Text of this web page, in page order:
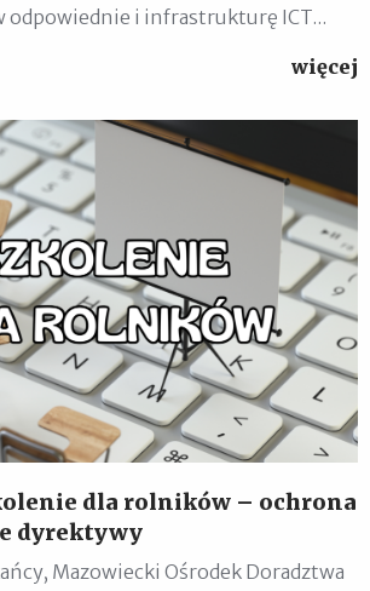
odpowiednie i infrastrukturę ICT...
więcej
dla rolników – ochrona
dyrektywy
Mazowiecki Ośrodek Doradztwa